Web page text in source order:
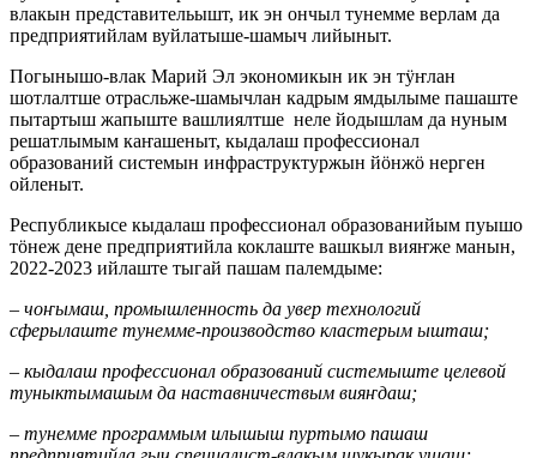
влакын представительышт, ик эн ончыл тунемме верлам да
предприятийлам вуйлатыше-шамыч лийыныт.
Погынышо-влак Марий Эл экономикын ик эн тӱҥлан
шотлалтше отрасльже-шамычлан кадрым ямдылыме пашаште
пытартыш жапыште вашлиялтше неле йодышлам да нуным
решатлымым каҥашеныт, кыдалаш профессионал
образований системын инфраструктуржын йӧнжӧ нерген
ойленыт.
Республикысе кыдалаш профессионал образованийым пуышо
тӧнеж дене предприятийла коклаште вашкыл вияҥже манын,
2022-2023 ийлаште тыгай пашам палемдыме:
– чоҥымаш, промышленность да увер технологий
сферылаште тунемме-производство кластерым ышташ;
– кыдалаш профессионал образований системыште целевой
туныктымашым да наставничествым вияҥдаш;
– тунемме программым илышыш пуртымо пашаш